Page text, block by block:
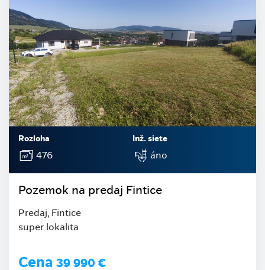
Rozloha
476
Inž. siete
áno
Pozemok na predaj Fintice
Predaj, Fintice
super lokalita
Cena 39 990 €